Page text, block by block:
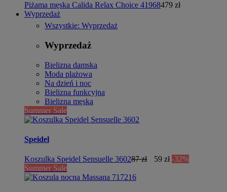
Piżama męska Calida Relax Choice 41968479 zł
Wyprzedaż
Wszystkie: Wyprzedaż
Wyprzedaż
Bielizna damska
Moda plażowa
Na dzień i noc
Bielizna funkcyjna
Bielizna męska
Summer Sale
Speidel
Koszulka Speidel Sensuelle 360287 zł 59 zł -32%
Summer Sale